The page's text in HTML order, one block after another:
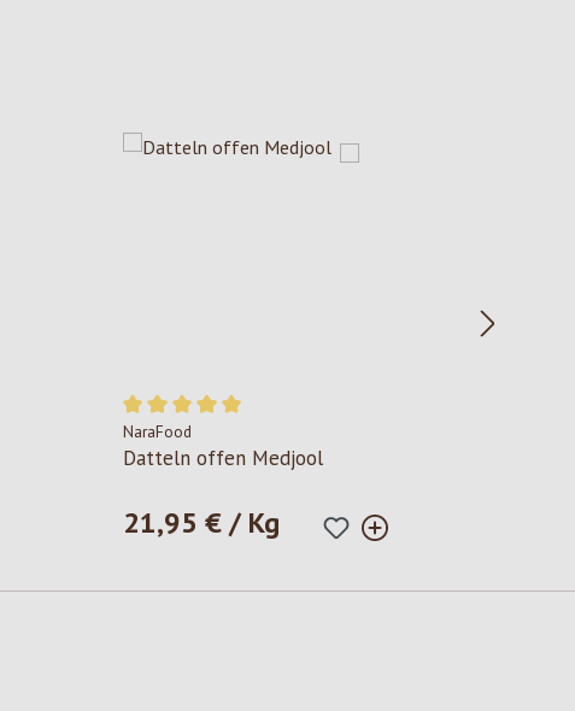
Durchschnittliche Bewertung von 5 von 5 Sternen
NaraFood
Datteln offen Medjool
Regulärer Preis:
21,95 € / Kg